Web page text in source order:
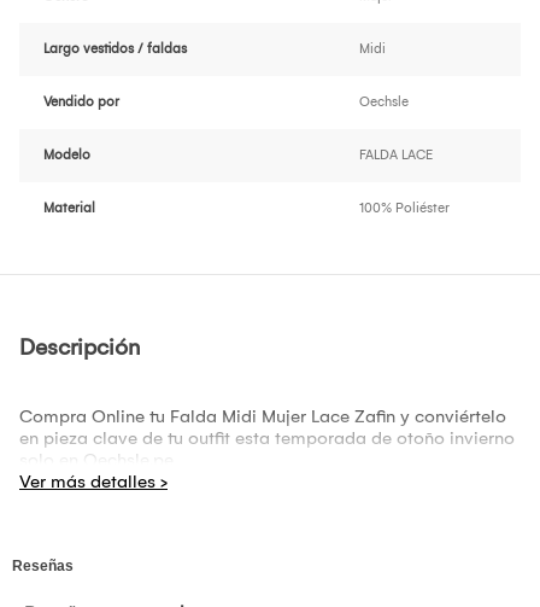
Largo vestidos / faldas Midi
Vendido por Oechsle
Modelo FALDA LACE
Material 100% Poliéster
Descripción
Compra Online tu Falda Midi Mujer Lace Zafin y conviértelo
en pieza clave de tu outfit esta temporada de otoño invierno
solo en Oechsle.pe